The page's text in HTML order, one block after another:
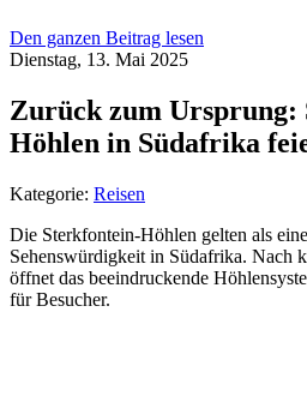
Den ganzen Beitrag lesen
Dienstag, 13. Mai 2025
Zurück zum Ursprung:
Höhlen in Südafrika
Kategorie: Reisen
Die Sterkfontein-Höhlen gelten als
Sehenswürdigkeit in Südafrika. Nach
öffnet das beeindruckende
für Besucher.